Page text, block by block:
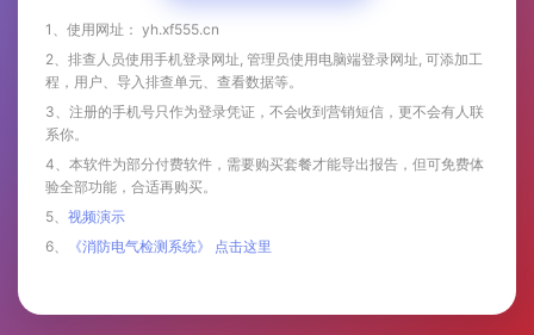
1、使用网址： yh.xf555.cn
2、排查人员使用手机登录网址, 管理员使用电脑端登录网址, 可添加工
程，用户、导入排查单元、查看数据等。
3、注册的手机号只作为登录凭证，不会收到营销短信，更不会有人联
系你。
4、本软件为部分付费软件，需要购买套餐才能导出报告，但可免费体
验全部功能，合适再购买。
5、 视频演示
6、
《消防电气检测系统》 点击这里